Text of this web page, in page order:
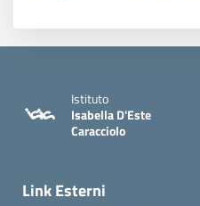
Istituto
Isabella D'Este
Caracciolo
Link Esterni